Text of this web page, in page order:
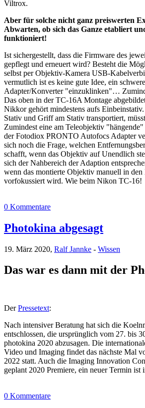
Viltrox.
Aber für solche nicht ganz preiswerten
Abwarten, ob sich das Ganze etabliert
funktioniert!
Ist sichergestellt, dass die Firmware des
gepflegt und erneuert wird? Besteht die
selbst per Objektiv-Kamera USB-
vermutlich ist es keine gute Idee, ein
Adapter/Konverter "einzuklinken"…
Das oben in der TC-16A Montage
Nikkor gehört mindestens aufs
Stativ und Griff am Stativ transportiert,
Zumindest eine am Teleobjektiv
der Fotodiox PRONTO Autofocs Adapter
sich noch die Frage, welchen
schafft, wenn das Objektiv auf Unendlich
sich der Nahbereich der Adaption
wenn das montierte Objektiv manuell in den
vorfokussiert wird. Wie beim Nikon TC-16!
0 Kommentare
Photokina abgesagt
19. März 2020, Ralf Jannke - Wissen
Das war es dann mit der
DerPressetext:
Nach intensiver Beratung hat sich die
entschlossen, die ursprünglich vom 27. bis
photokina 2020 abzusagen. Die
Video und Imaging findet das nächste Mal
2022 statt. Auch die Imaging Innovation
geplant 2020 Premiere, ein neuer Termin ist
0 Kommentare